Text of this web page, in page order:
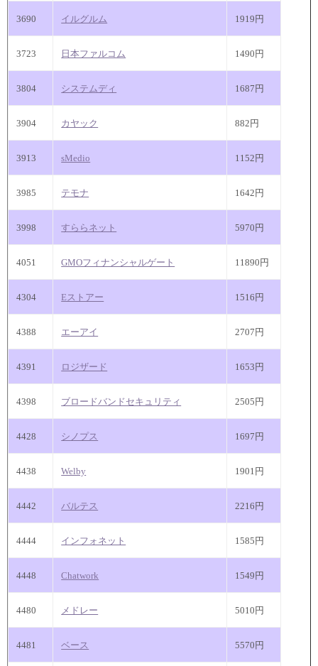
3690 イルグルム 1919円
3723 日本ファルコム 1490円
3804 システムディ 1687円
3904 カヤック 882円
3913 sMedio 1152円
3985 テモナ 1642円
3998 すららネット 5970円
4051 GMOフィナンシャルゲート 11890円
4304 Eストアー 1516円
4388 エーアイ 2707円
4391 ロジザード 1653円
4398 ブロードバンドセキュリティ 2505円
4428 シノプス 1697円
4438 Welby 1901円
4442 バルテス 2216円
4444 インフォネット 1585円
4448 Chatwork 1549円
4480 メドレー 5010円
4481 ベース 5570円